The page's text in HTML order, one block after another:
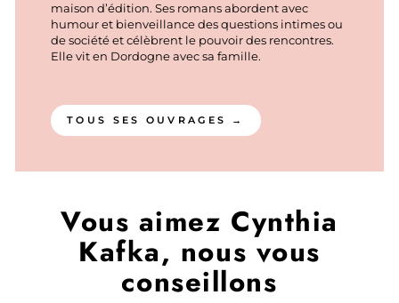
maison d’édition. Ses romans abordent avec
humour et bienveillance des questions intimes ou
de société et célèbrent le pouvoir des rencontres.
Elle vit en Dordogne avec sa famille.
TOUS SES OUVRAGES →
Vous aimez Cynthia
Kafka, nous vous
conseillons